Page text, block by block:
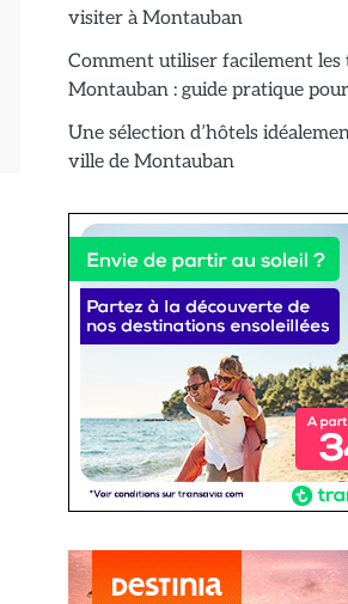
visiter à Montauban
Comment utiliser facilement les
Montauban : guide pratique
Une sélection d’hôtels
ville de Montauban